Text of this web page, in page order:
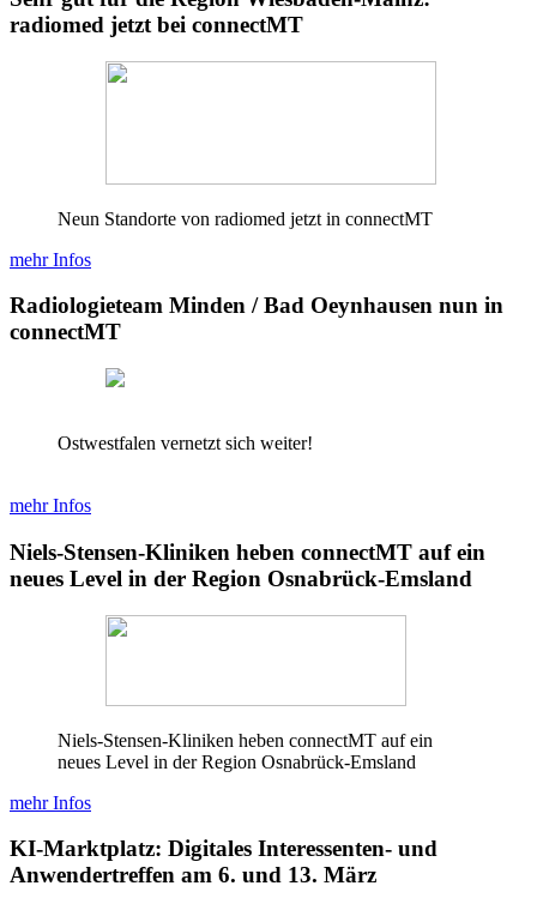
radiomed jetzt bei connectMT
Neun Standorte von radiomed jetzt in connectMT
mehr Infos
Radiologieteam Minden / Bad Oeynhausen nun in
connectMT
Ostwestfalen vernetzt sich weiter!
mehr Infos
Niels-Stensen-Kliniken heben connectMT auf ein
neues Level in der Region Osnabrück-Emsland
Niels-Stensen-Kliniken heben connectMT auf ein
neues Level in der Region Osnabrück-Emsland
mehr Infos
KI-Marktplatz: Digitales Interessenten- und
Anwendertreffen am 6. und 13. März